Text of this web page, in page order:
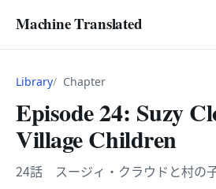
Machine Translated
Library Chapter
Episode 24: Suzy
Village Children
24話 スージィ・クラウドと村の